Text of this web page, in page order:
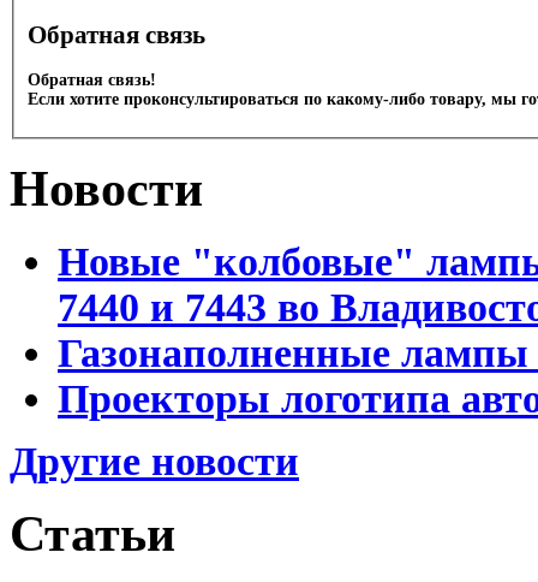
Обратная связь
Обратная связь!
Если хотите проконсультироваться по какому-либо товару, мы
Новости
Новые "колбовые"
7440 и 7443 во
Газонаполненные лампы
Проекторы логотипа
Другие новости
Статьи